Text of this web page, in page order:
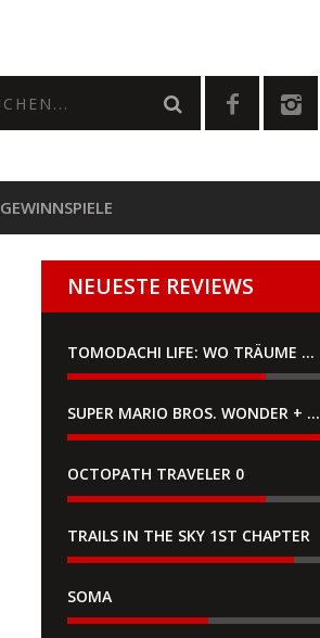
GEWINNSPIELE
NEUESTE REVIEWS
TOMODACHI LIFE: WO TRÄUME WAHR WERDEN
SUPER MARIO BROS. WONDER + GEMEINSAM IM BELLABEL-PARK
OCTOPATH TRAVELER 0
TRAILS IN THE SKY 1ST CHAPTER
SOMA